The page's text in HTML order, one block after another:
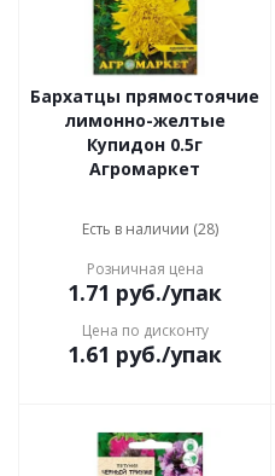
Бархатцы прямостоячие
лимонно-желтые
Купидон 0.5г
Агромаркет
Есть в наличии (28)
Розничная цена
1.71 руб./упак
Цена по дисконту
1.61 руб./упак